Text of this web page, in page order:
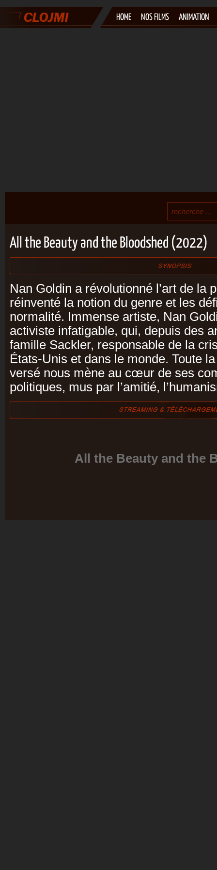
HOME NOS FILMS ANIMATION
All the Beauty and the Bloodshed (2022)
Nan Goldin a révolutionné l’art de la
réinventé la notion du genre et les
normalité. Immense artiste, Nan
activiste infatigable, qui, depuis des
famille Sackler, responsable de la
États-Unis et dans le monde. Toute
versé nous mène au cœur de ses
politiques, mus par l’amitié,
All the Beauty and the